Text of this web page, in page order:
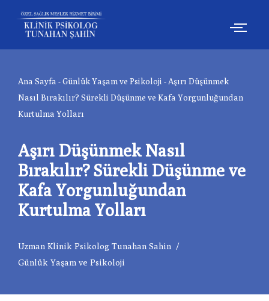
İçeriğe
geç
Ana Sayfa -Günlük Yaşam ve Psikoloji - Aşırı Düşünmek
Nasıl Bırakılır? Sürekli Düşünme ve Kafa Yorgunluğundan
Kurtulma Yolları
Aşırı Düşünmek Nasıl
Bırakılır? Sürekli Düşünme ve
Kafa Yorgunluğundan
Kurtulma Yolları
Uzman Klinik Psikolog Tunahan Sahin
Günlük Yaşam ve Psikoloji